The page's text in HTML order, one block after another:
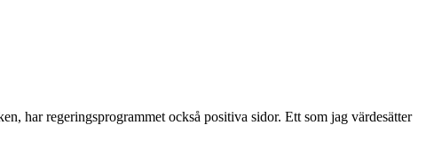
har regeringsprogrammet också positiva sidor. Ett som jag värdesätter